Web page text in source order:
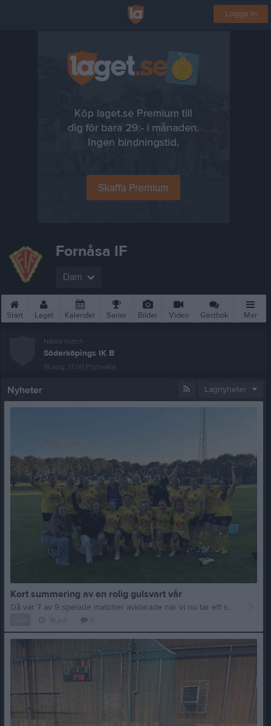
Logga in
Fornåsa IF
Dam
Start Laget Kalender Serier Bilder Video Gästbok Mer
Nästa match
Söderköpings IK B
16 aug, 17:00 Fornvalla
Nyheter Lagnyheter
Kort summering av en rolig gulsvart vår
Då var 7 av 9 spelade matcher avklarade när vi nu tar ett sommaruppehåll och spelar sedan klart första delen av säsongen som därefter delas upp i en A- och B-serie. Statistiskt sätt ligger vi på 12 poäng med 4 vinster och 3 förluster, 12 mål och 13 insläppta. På detta har vi dessutom 6 olika målskyttar. För att analysera denna statistik kan man väl säga att vi utvecklats enormt mycket sedan förra året. Vi vågar passa runt, hittar kombinationer mellan varandra och jobbar hårt till domaren signalerar matchens slut. Detta gör vi i varje match även om starterna på vissa matcher har varit vår akilleshäl. Men detta visar också på pannben, vi ger inte upp och vi ställer upp för laget och emblemet som vi representerar. Vi kan också stolt säga att vi fortsätter att ha en helt fantastisk stämning i laget som är grunden till våra framgångar! Nu är ett matchuppehåll lägligt så ska vi börja slipa på vilka utmaningar vi står inför till höstsäsongen. Målet vi har är att hamna i A-serien då vi bevisat här under våren att vi tillhör den, men inget kommer gratis så vi ska kämpa och spela smart för att ta oss dit. Med detta lag och alla grymma spelare är det möjligt 👊🏼💛🖤 Vi tar helg på dä! //Tränarna